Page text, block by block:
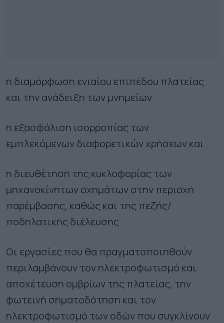
η διαμόρφωση ενιαίου επιπέδου πλατείας
και την ανάδειξη των μνημείων
η εξασφάλιση ισορροπίας των
εμπλεκόμενων διαφορετικών χρήσεων και
η διευθέτηση της κυκλοφορίας των
μηχανοκίνητων οχημάτων στην περιοχή
παρέμβασης, καθώς και της πεζής/
ποδηλατικής διέλευσης
Οι εργασίες που θα πραγματοποιηθούν
περιλαμβάνουν τον ηλεκτροφωτισμό και
αποχέτευση οµβρίων της πλατείας, την
φωτεινή σηματοδότηση και τον
ηλεκτροφωτισμό των οδών που συγκλίνουν